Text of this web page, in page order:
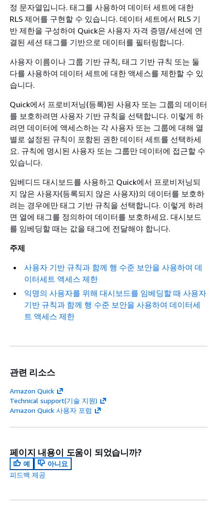
정 문자열입니다. 태그를 사용하여 데이터 세트에 대한
RLS 제어를 구현할 수 있습니다. 데이터 세트에서 RLS 기
반 제한을 구성하여 Quick은 사용자 자격 증명/세션에 연
결된 세션 태그를 기반으로 데이터를 필터링합니다.
사용자 이름이나 그룹 기반 규칙, 태그 기반 규칙 또는 둘
다를 사용하여 데이터 세트에 대한 액세스를 제한할 수 있
습니다.
Quick에서 프로비저닝(등록)된 사용자 또는 그룹의 데이터
를 보호하려면 사용자 기반 규칙을 선택합니다. 이렇게 하
려면 데이터에 액세스하는 각 사용자 또는 그룹에 대해 열
별로 설정된 규칙이 포함된 권한 데이터 세트를 선택하세
요. 규칙에 명시된 사용자 또는 그룹만 데이터에 접근할 수
있습니다.
임베디드 대시보드를 사용하고 Quick에서 프로비저닝되
지 않은 사용자(등록되지 않은 사용자)의 데이터를 보호하
려는 경우에만 태그 기반 규칙을 선택합니다. 이렇게 하려
면 열에 태그를 정의하여 데이터를 보호하세요. 대시보드
를 임베딩할 때는 값을 태그에 전달해야 합니다.
주제
사용자 기반 규칙과 함께 행 수준 보안을 사용하여 데
이터세트 액세스 제한
익명의 사용자를 위해 대시보드를 임베딩할 때 사용자
기반 규칙과 함께 행 수준 보안을 사용하여 데이터세
트 액세스 제한
관련 리소스
Amazon Quick
Technical support(기술 지원)
Amazon Quick 사용자 포럼
페이지 내용이 도움이 되었습니까?
예
아니요
피드백 제공